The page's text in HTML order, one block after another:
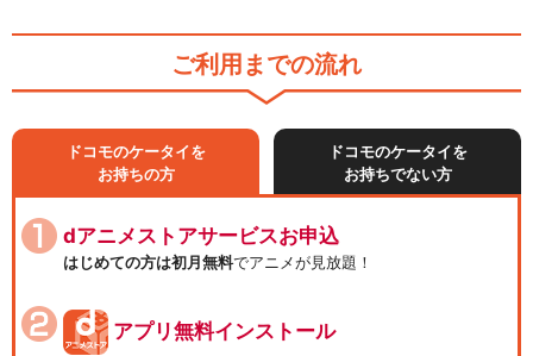
ご利用までの流れ
ドコモのケータイを
お持ちの方
ドコモのケータイを
お持ちでない方
dアニメストアサービスお申込
はじめての方は初月無料でアニメが見放題！
アプリ無料インストール